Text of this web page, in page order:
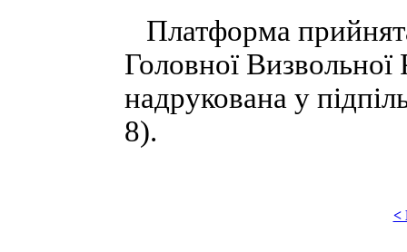
Платформа
Головної
надрукована у
8).
<